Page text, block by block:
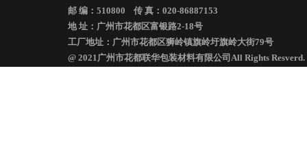
邮 编：510800 传 真：020-86887153
地 址：广州市花都区富银路2-18号
工厂地址：广州市花都区狮岭镇旗岭圩旗岭大街79号
@ 2021广州市花都联华包装材料有限公司All Rights